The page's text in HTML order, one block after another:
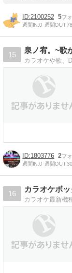
2100252 5
週間IN:0 週間OUT:78
15
泉ノ宥。~歌
カラオケや歌、
1803776 2
週間IN:0 週間OUT:30
16
カラオケボ